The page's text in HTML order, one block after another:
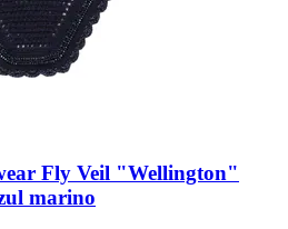
Fly Veil "Wellington"
marino